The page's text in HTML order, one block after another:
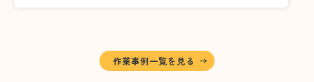
に仕分けしました。
A様から「手際よく進めてくれて助かりまし
作業事例一覧を見る